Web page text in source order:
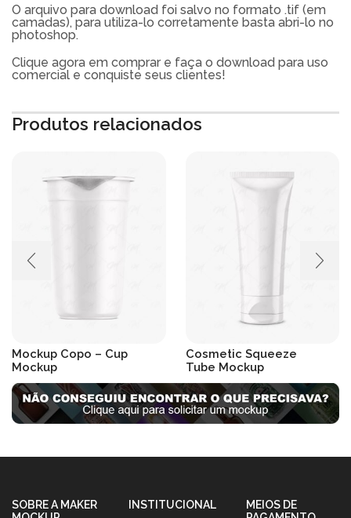
O arquivo para download foi salvo no formato .tif (em
camadas), para utiliza-lo corretamente basta abri-lo no
photoshop.
Clique agora em comprar e faça o download para uso
comercial e conquiste seus clientes!
Produtos relacionados
Mockup Copo – Cup
Mockup
R$19.90
Cosmetic Squeeze
Tube Mockup
R$19.90
SOBRE A MAKER
INSTITUCIONAL
MEIOS DE